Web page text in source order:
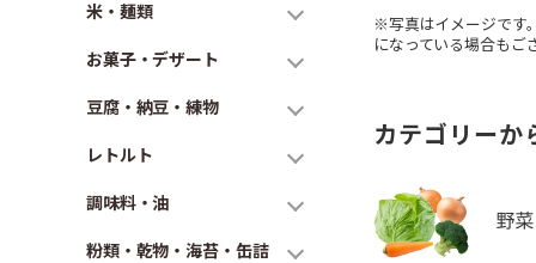
米・麺類
お菓子・デザート
豆腐・納豆・練物
レトルト
調味料・油
粉類・乾物・海苔・缶詰
※写真はイメージです
になっている場合もご
カテゴリーか